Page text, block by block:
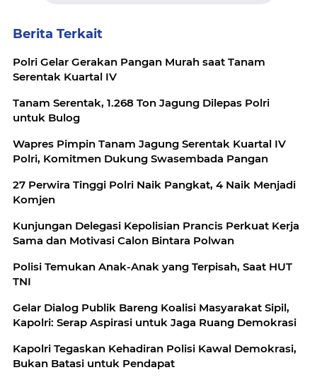
Berita Terkait
Polri Gelar Gerakan Pangan Murah saat Tanam
Serentak Kuartal IV
Tanam Serentak, 1.268 Ton Jagung Dilepas Polri
untuk Bulog
Wapres Pimpin Tanam Jagung Serentak Kuartal IV
Polri, Komitmen Dukung Swasembada Pangan
27 Perwira Tinggi Polri Naik Pangkat, 4 Naik Menjadi
Komjen
Kunjungan Delegasi Kepolisian Prancis Perkuat Kerja
Sama dan Motivasi Calon Bintara Polwan
Polisi Temukan Anak-Anak yang Terpisah, Saat HUT
TNI
Gelar Dialog Publik Bareng Koalisi Masyarakat Sipil,
Kapolri: Serap Aspirasi untuk Jaga Ruang Demokrasi
Kapolri Tegaskan Kehadiran Polisi Kawal Demokrasi,
Bukan Batasi untuk Pendapat